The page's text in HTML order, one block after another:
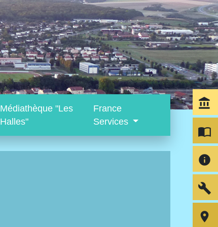
Médiathèque "Les
Halles"
France
Services
account_balance
import_contacts
info
build
room